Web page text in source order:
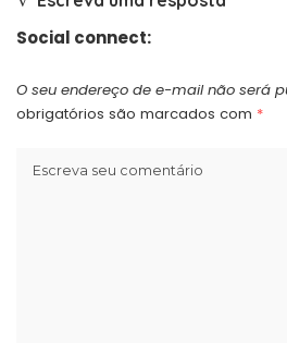
Social connect:
O seu endereço de e-mail não será
obrigatórios são marcados com *